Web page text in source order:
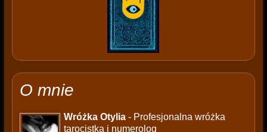
O mnie
Wróżka Otylia- Profesjonalna wróżka
tarocistka i numerolog